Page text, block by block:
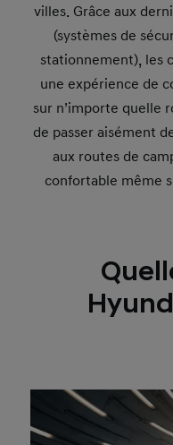
villes. Grâce aux
(systèmes de
stationnement), les
une expérience de
sur n’importe quelle
de passer aisément
aux routes de
confortable même